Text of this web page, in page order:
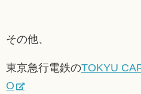
その他、
東京急行電鉄のTOKYU
O